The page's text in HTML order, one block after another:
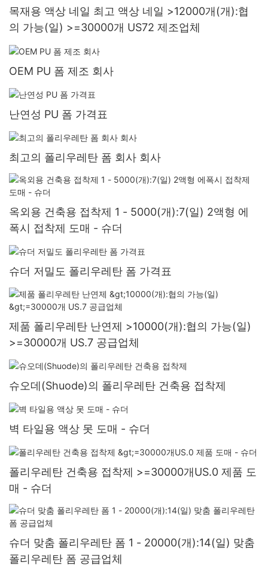
목재용 액상 네일 최고 액상 네일 >12000개(개):협
의 가능(일) >=30000개 US72 제조업체
OEM PU 폼 제조 회사
난연성 PU 폼 가격표
최고의 폴리우레탄 폼 회사 회사
옥외용 건축용 접착제 1 - 5000(개):7(일) 2액형 에
폭시 접착제 도매 - 슈더
슈더 저밀도 폴리우레탄 폼 가격표
제품 폴리우레탄 난연제 >10000(개):협의 가능(일)
>=30000개 US.7 공급업체
슈오데(Shuode)의 폴리우레탄 건축용 접착제
벽 타일용 액상 못 도매 - 슈더
폴리우레탄 건축용 접착제 >=30000개US.0 제품 도
매 - 슈더
슈더 맞춤 폴리우레탄 폼 1 - 20000(개):14(일) 맞춤
폴리우레탄 폼 공급업체